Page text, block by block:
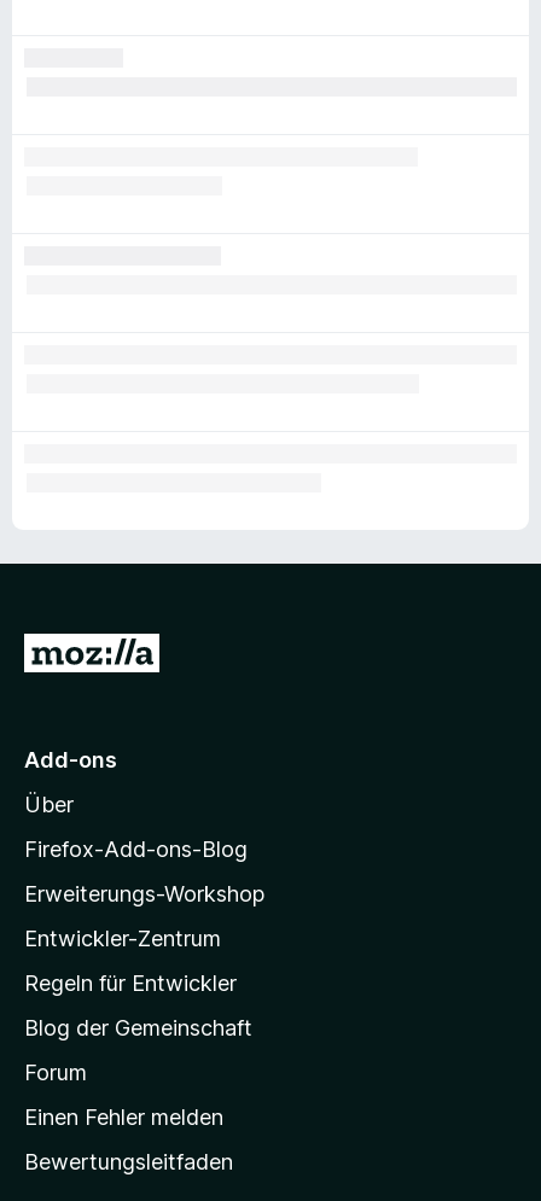
Z
M
z
i
l
a
-
t
a
r
s
Add-ons
Über
Firefox-Add-ons-Blog
Erweiterungs-Workshop
Entwickler-Zentrum
Regeln für Entwickler
Blog der Gemeinschaft
Forum
Einen Fehler melden
Bewertungsleitfaden